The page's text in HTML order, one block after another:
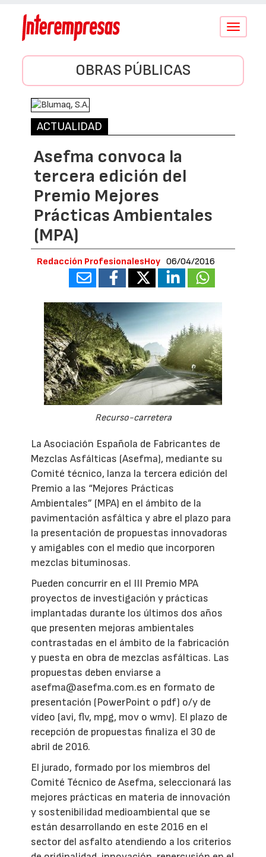
Conmutar
OBRAS PÚBLICAS
ACTUALIDAD
Asefma convoca la
tercera edición del
Premio Mejores
Prácticas Ambientales
(MPA)
Redacción ProfesionalesHoy 06/04/2016
Recurso-carretera
La Asociación Española de Fabricantes de
Mezclas Asfálticas (Asefma), mediante su
Comité técnico, lanza la tercera edición del
Premio a las “Mejores Prácticas
Ambientales” (MPA) en el ámbito de la
pavimentación asfáltica y abre el plazo para
la presentación de propuestas innovadoras
y amigables con el medio que incorporen
mezclas bituminosas.
Pueden concurrir en el III Premio MPA
proyectos de investigación y prácticas
implantadas durante los últimos dos años
que presenten mejoras ambientales
contrastadas en el ámbito de la fabricación
y puesta en obra de mezclas asfálticas. Las
propuestas deben enviarse a
asefma@asefma.com.es en formato de
presentación (PowerPoint o pdf) o/y de
vídeo (avi, flv, mpg, mov o wmv). El plazo de
recepción de propuestas finaliza el 30 de
abril de 2016.
El jurado, formado por los miembros del
Comité Técnico de Asefma, seleccionará las
mejores prácticas en materia de innovación
y sostenibilidad medioambiental que se
están desarrollando en este 2016 en el
sector del asfalto atendiendo a los criterios